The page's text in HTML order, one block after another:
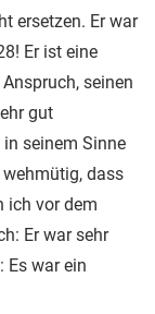
ersetzen. Er war
Er ist eine
seinen
gut
seinem Sinne
dass
ich vor dem
Er war sehr
Es war ein